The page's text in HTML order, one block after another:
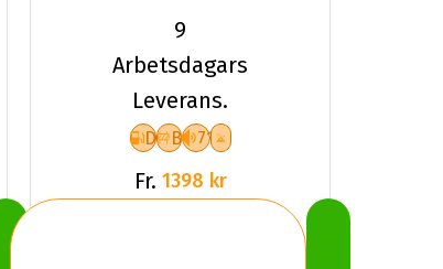
BLUEARTH-
4S AW21
9
Arbetsdagars
Leverans.
D B 71
Fr. 1398 kr